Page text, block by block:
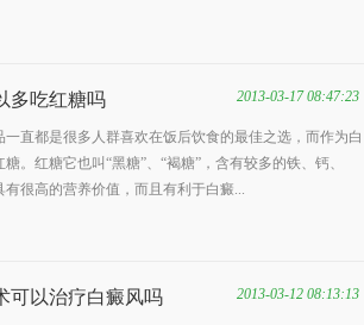
多吃红糖吗 2013-03-17 08:47:23
一直都是很多人群喜欢在饭后饮食的最佳之选，而作为白
。红糖它也叫“黑糖”、“褐糖”，含有较多的铁、钙、
很高的营养价值，而且有利于白癜...
可以治疗白癜风吗 2013-03-12 08:13:13